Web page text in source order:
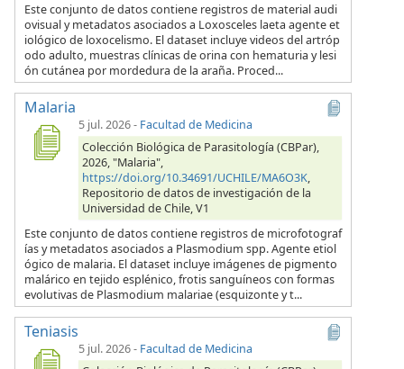
Este conjunto de datos contiene registros de material audi
ovisual y metadatos asociados a Loxosceles laeta agente et
iológico de loxocelismo. El dataset incluye videos del artróp
odo adulto, muestras clínicas de orina con hematuria y lesi
ón cutánea por mordedura de la araña. Proced...
Malaria
5 jul. 2026- Facultad de Medicina
Colección Biológica de Parasitología (CBPar),
2026, "Malaria",
https://doi.org/10.34691/UCHILE/MA6O3K,
Repositorio de datos de investigación de la
Universidad de Chile, V1
Este conjunto de datos contiene registros de microfotograf
ías y metadatos asociados a Plasmodium spp. Agente etiol
ógico de malaria. El dataset incluye imágenes de pigmento
malárico en tejido esplénico, frotis sanguíneos con formas
evolutivas de Plasmodium malariae (esquizonte y t...
Teniasis
5 jul. 2026- Facultad de Medicina